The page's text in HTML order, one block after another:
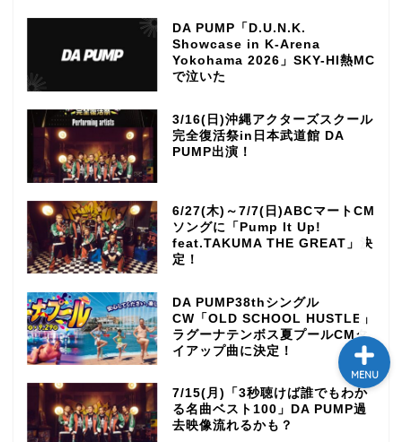
DA PUMP「D.U.N.K.
Showcase in K-Arena
Yokohama 2026」SKY-HI熱MC
で泣いた
3/16(日)沖縄アクターズスクール
完全復活祭in日本武道館 DA
PUMP出演！
6/27(木)～7/7(日)ABCマートCM
ソングに「Pump It Up!
feat.TAKUMA THE GREAT」決
定！
DA PUMP38thシングル
CW「OLD SCHOOL HUSTLE」
ラグーナテンボス夏プールCMタ
イアップ曲に決定！
7/15(月)「3秒聴けば誰でもわか
る名曲ベスト100」DA PUMP過
去映像流れるかも？
MENU
テレビ
ラジオ
ばれラジオ～
ライブ・イベント